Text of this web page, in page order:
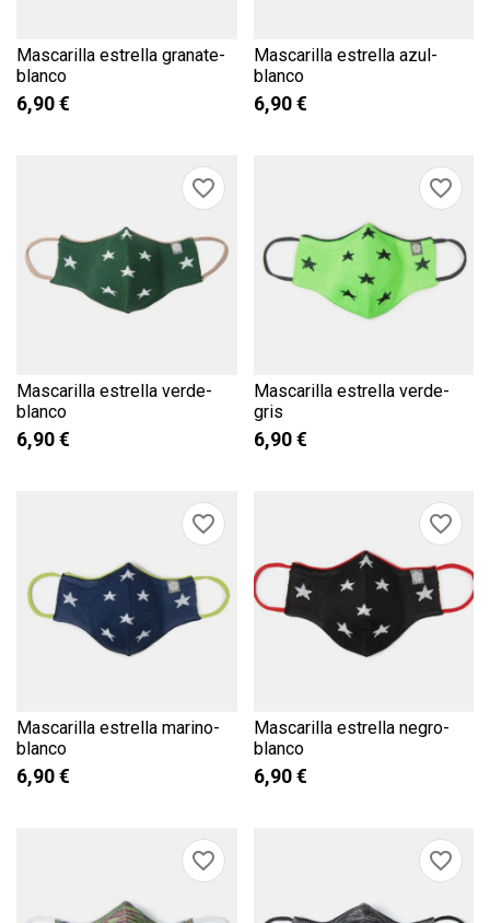
Mascarilla estrella granate-
blanco
6,90 €
Mascarilla estrella azul-
blanco
6,90 €
Mascarilla estrella verde-
blanco
6,90 €
favorite_border
Mascarilla estrella verde-
gris
6,90 €
favorite_border
Mascarilla estrella marino-
blanco
6,90 €
favorite_border
Mascarilla estrella negro-
blanco
6,90 €
favorite_border
favorite_border favorite_border